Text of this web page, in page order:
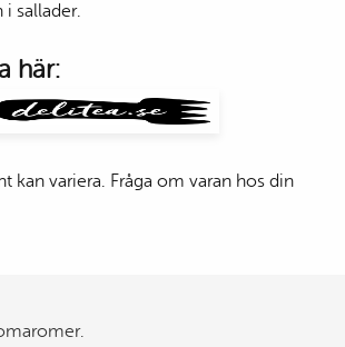
i sallader.
här:
kan variera. Fråga om varan hos din